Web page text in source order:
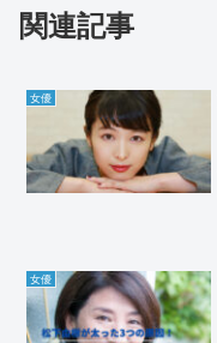
関連記事
女優
女優